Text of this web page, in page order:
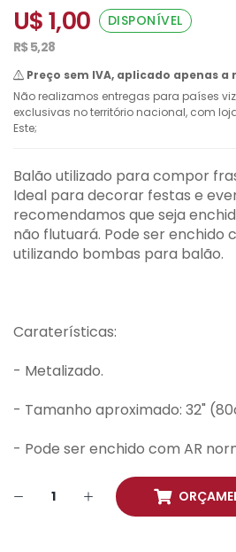
U$ 1,00
DISPONÍVEL
R$ 5,28
Preço sem IVA, aplicado apenas
Não realizamos entregas para países
exclusivas no território nacional, com
Este;
Balão utilizado para compor
Ideal para decorar festas e
recomendamos que seja
não flutuará. Pode ser enchido
utilizando bombas para balão.
Caraterísticas:
- Metalizado.
- Tamanho aproximado: 32"
- Pode ser enchido com AR